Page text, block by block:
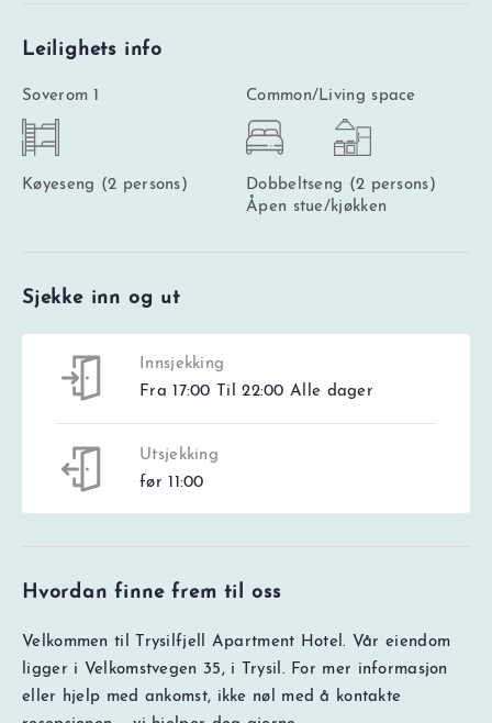
Leilighets info
Soverom 1
Køyeseng (2 persons)
Common/Living space
Dobbeltseng (2 persons)
Åpen stue/kjøkken
Sjekke inn og ut
Innsjekking
Fra 17:00 Til 22:00 Alle dager
Utsjekking
før 11:00
Hvordan finne frem til oss
Velkommen til Trysilfjell Apartment Hotel. Vår eiendom
ligger i Velkomstvegen 35, i Trysil. For mer informasjon
eller hjelp med ankomst, ikke nøl med å kontakte